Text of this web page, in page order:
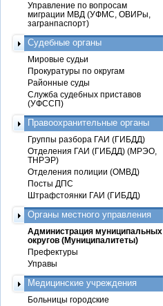
Управление по вопросам
миграции МВД (УФМС, ОВИРы,
загранпаспорт)
Судебные органы
Мировые судьи
Прокуратуры по округам
Районные суды
Служба судебных приставов
(УФССП)
Правоохранительные органы
Группы разбора ГАИ (ГИБДД)
Отделения ГАИ (ГИБДД) (МРЭО,
ТНРЭР)
Отделения полиции (ОМВД)
Посты ДПС
Штрафстоянки ГАИ (ГИБДД)
Органы местного управления
Администрация муниципальных
округов (Муниципалитеты)
Префектуры
Управы
Медицинские учреждения
Больницы городские